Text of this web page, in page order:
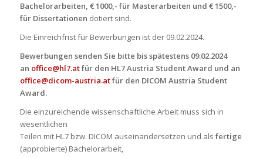
Bachelorarbeiten, € 1000,- für Masterarbeiten und € 1500,-
für Dissertationen dotiert sind.
Die Einreichfrist für Bewerbungen ist der 09.02.2024.
Bewerbungen senden Sie bitte bis spätestens 09.02.2024
an office@hl7.atfür den HL7 Austria Student Award und an
office@dicom-austria.atfür den DICOM Austria Student
Award.
Die einzureichende wissenschaftliche Arbeit muss sich in
wesentlichen
Teilen mit HL7 bzw. DICOM auseinandersetzen und als fertige
(approbierte) Bachelorarbeit,